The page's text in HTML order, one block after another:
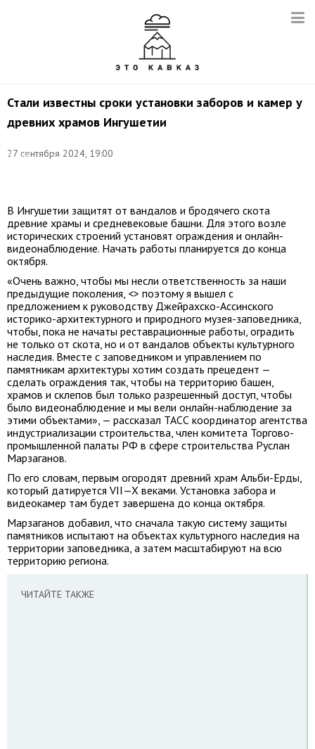
Стали известны сроки установки заборов и камер у
древних храмов Ингушетии
27 сентября 2024, 19:00
Диана
В Ингушетии защитят от вандалов и бродячего скота
древние храмы и средневековые башни. Для этого возле
исторических строений установят ограждения и онлайн-
видеонаблюдение. Начать работы планируется до конца
октября.
«Очень важно, чтобы мы несли ответственность за наши
предыдущие поколения, <> поэтому я вышел с
предложением к руководству Джейрахско-Ассинского
историко-архитектурного и природного музея-заповедника,
чтобы, пока не начаты реставрационные работы, оградить
не только от скота, но и от вандалов объекты культурного
наследия. Вместе с заповедником и управлением по
памятникам архитектуры хотим создать прецедент —
сделать ограждения так, чтобы на территорию башен,
храмов и склепов был только разрешенный доступ, чтобы
было видеонаблюдение и мы вели онлайн-наблюдение за
этими объектами», — рассказал ТАСС координатор агентства
индустриализации строительства, член комитета Торгово-
промышленной палаты РФ в сфере строительства Руслан
Марзаганов.
По его словам, первым огородят древний храм Альби-Ерды,
который датируется VII—X веками. Установка забора и
видеокамер там будет завершена до конца октября.
Марзаганов добавил, что сначала такую систему защиты
памятников испытают на объектах культурного наследия на
территории заповедника, а затем масштабируют на всю
территорию региона.
ЧИТАЙТЕ ТАКЖЕ